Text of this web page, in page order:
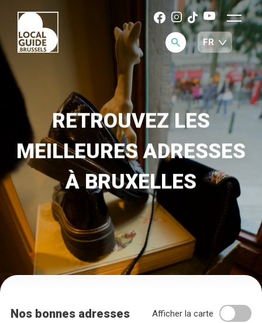
RETROUVEZ LES
MEILLEURES ADRESSES
À BRUXELLES
Nos bonnes adresses Afficher la carte